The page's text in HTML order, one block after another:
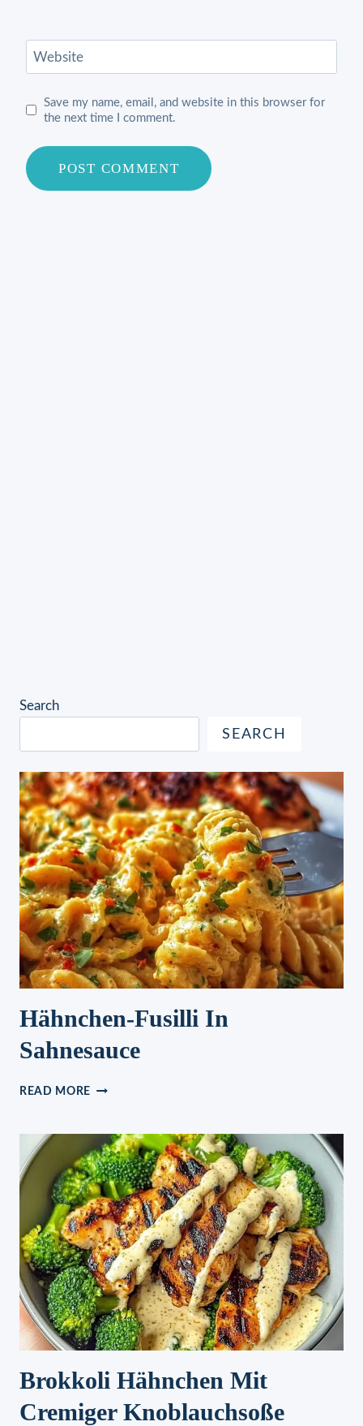
Website
Save my name, email, and website in this browser for
the next time I comment.
Search
SEARCH
Hähnchen-Fusilli In
Sahnesauce
READ MORE HÄHNCHEN-
SAHNESAUCE
Brokkoli Hähnchen Mit
Cremiger Knoblauchsoße